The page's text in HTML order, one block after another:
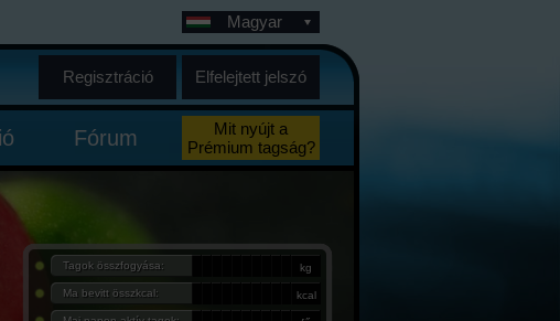
Magyar
Regisztráció Elfelejtett jelszó
Fórum
Mit nyújt a
Prémium tagság?
Tagok összfogyása: kg
Ma bevitt összkcal: kcal